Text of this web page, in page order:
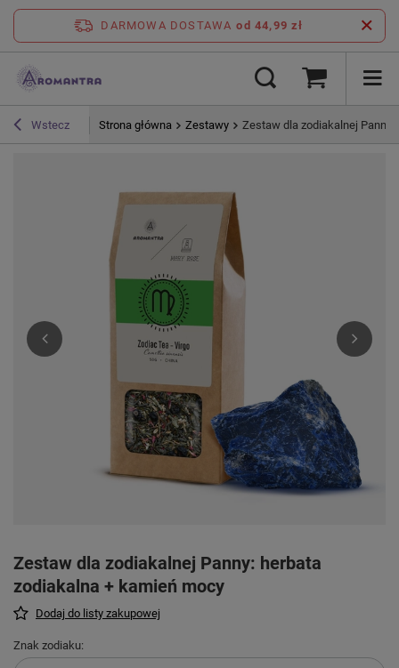
DARMOWA DOSTAWA od 44,99 zł
Wstecz Strona główna Zestawy Zestaw dla zodiakalnej
Zestaw dla zodiakalnej Panny: herbata
zodiakalna + kamień mocy
Dodaj do listy zakupowej
Znak zodiaku